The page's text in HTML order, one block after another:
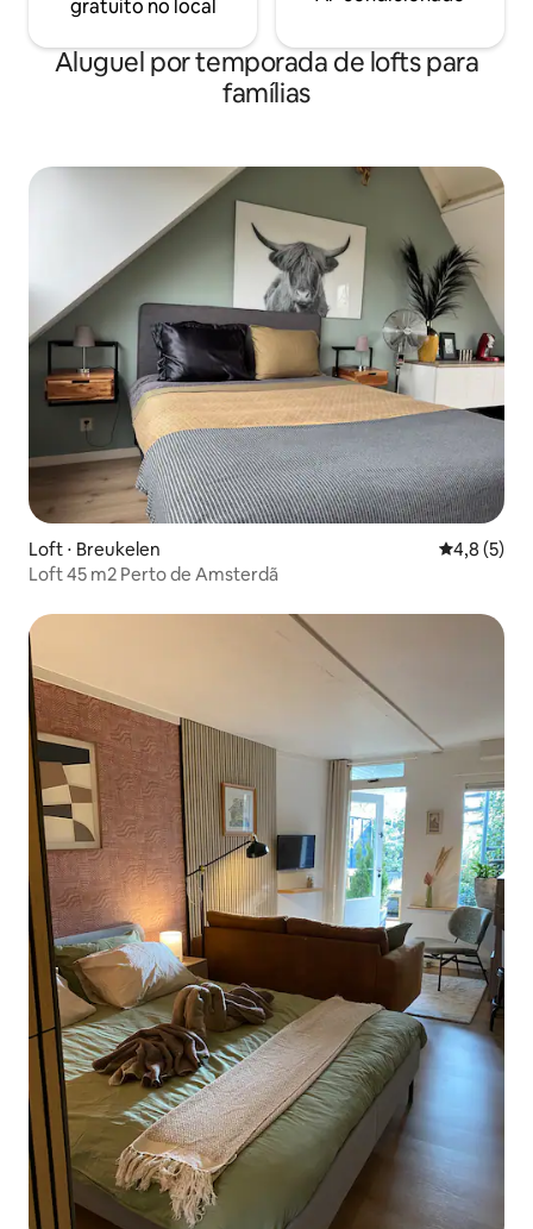
gratuito no local
Aluguel por temporada de lofts para
famílias
Loft ⋅ Breukelen 4,8 de
4,8 (5)
Loft 45 m2 Perto de Amsterdã